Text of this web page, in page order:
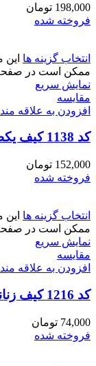
198,000 تومان
فروخته شده
انتخاب گزینه ها
ممکن است در
نمایش سریع
مقايسه
افزودن به علاقه
کد 1138 کیف یکطرفه زنانه رسمی
152,000 تومان
فروخته شده
انتخاب گزینه ها
ممکن است در
نمایش سریع
مقايسه
افزودن به علاقه
کد 1216 کیف زنانه کتابی جلو زیپ
74,000 تومان
فروخته شده